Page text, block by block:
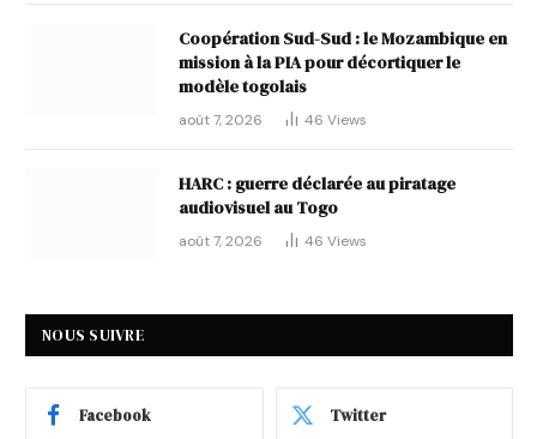
Coopération Sud-Sud : le Mozambique en
mission à la PIA pour décortiquer le
modèle togolais
août 7, 2026 46 Views
HARC : guerre déclarée au piratage
audiovisuel au Togo
août 7, 2026 46 Views
NOUS SUIVRE
Facebook Twitter